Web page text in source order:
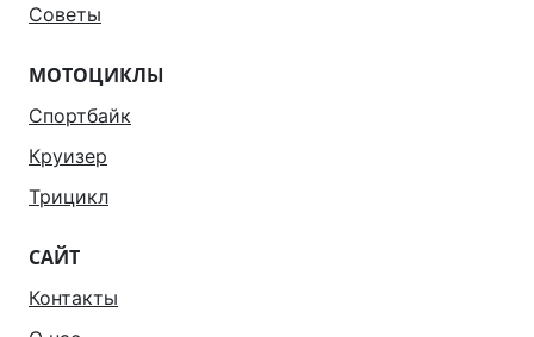
Советы
МОТОЦИКЛЫ
Спортбайк
Круизер
Трицикл
САЙТ
Контакты